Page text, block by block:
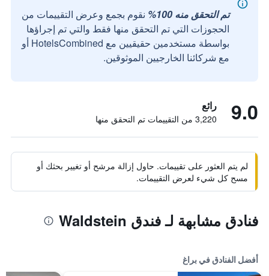
تم التحقق منه 100%
نقوم بجمع وعرض التقييمات من
الحجوزات التي تم التحقق منها فقط والتي تم إجراؤها
بواسطة مستخدمين حقيقيين مع HotelsCombined أو
مع شركائنا الخارجيين الموثوقين.
9.0 رائع
3,220 من التقييمات تم التحقق منها
لم يتم العثور على تقييمات. حاول إزالة مرشح أو تغيير بحثك أو
مسح كل شيء لعرض التقييمات.
فنادق مشابهة لـ فندق Waldstein
أفضل الفنادق في براغ